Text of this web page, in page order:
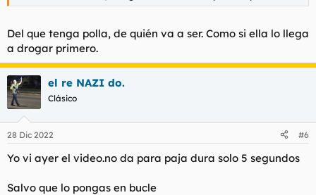
Del que tenga polla, de quién va a ser. Como si ella lo llega
a drogar primero.
el re NAZI do.
Clásico
28 Dic 2022 #6
Yo vi ayer el video.no da para paja dura solo 5 segundos
Salvo que lo pongas en bucle